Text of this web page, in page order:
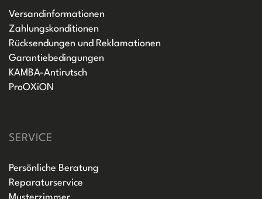
Versandinformationen
Zahlungskonditionen
Rücksendungen und Reklamationen
Garantiebedingungen
KAMBA-Antirutsch
ProOXiON
SERVICE
Persönliche Beratung
Reparaturservice